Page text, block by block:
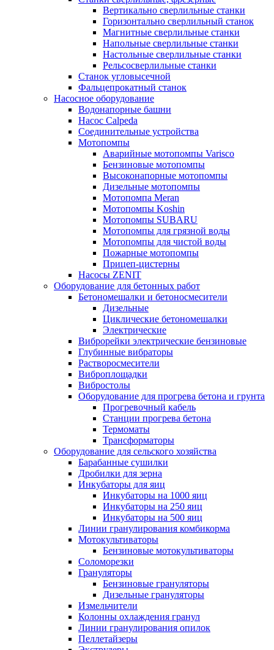
Вертикально сверлильные станки
Горизонтально сверлильный станок
Магнитные сверлильные станки
Напольные сверлильные станки
Настольные сверлильные станки
Рельсосверлильные станки
Станок угловысечной
Фальцепрокатный станок
Насосное оборудование
Водонапорные башни
Насос Calpeda
Соединительные устройства
Мотопомпы
Аварийные мотопомпы Varisco
Бензиновые мотопомпы
Высоконапорные мотопомпы
Дизельные мотопомпы
Мотопомпа Meran
Мотопомпы Koshin
Мотопомпы SUBARU
Мотопомпы для грязной воды
Мотопомпы для чистой воды
Пожарные мотопомпы
Прицеп-цистерны
Насосы ZENIT
Оборудование для бетонных работ
Бетономешалки и бетоносмесители
Дизельные
Циклические бетономешалки
Электрические
Виброрейки электрические бензиновые
Глубинные вибраторы
Растворосмесители
Виброплощадки
Вибростолы
Оборудование для прогрева бетона и грунта
Прогревочный кабель
Станции прогрева бетона
Термоматы
Трансформаторы
Оборудование для сельского хозяйства
Барабанные сушилки
Дробилки для зерна
Инкубаторы для яиц
Инкубаторы на 1000 яиц
Инкубаторы на 250 яиц
Инкубаторы на 500 яиц
Линии гранулирования комбикорма
Мотокультиваторы
Бензиновые мотокультиваторы
Соломорезки
Грануляторы
Бензиновые грануляторы
Дизельные грануляторы
Измельчители
Колонны охлаждения гранул
Линии гранулирования опилок
Пеллетайзеры